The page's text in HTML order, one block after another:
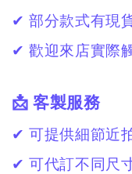
✔ 部分款式有現
✔ 歡迎來店實際
📩 客製服務
✔ 可提供細節近
✔ 可代訂不同尺